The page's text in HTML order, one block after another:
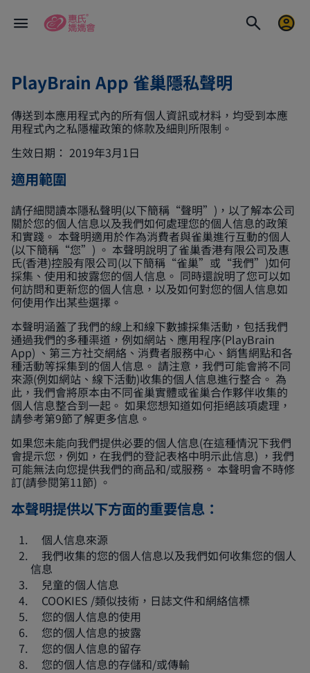
PlayBrain App 雀巢隱私聲明
傳送到本應用程式內的所有個人資訊或材料，均受到本應
用程式內之私隱權政策的條款及細則所限制。
生效日期： 2019年3月1日
適用範圍
請仔細閱讀本隱私聲明(以下簡稱“聲明”)，以了解本公司
關於您的個人信息以及我們如何處理您的個人信息的政策
和實踐。 本聲明適用於作為消費者與雀巢進行互動的個人
(以下簡稱“您”) 。 本聲明說明了雀巢香港有限公司及惠
氏(香港)控股有限公司(以下簡稱“雀巢”或“我們”)如何
採集、使用和披露您的個人信息。 同時還說明了您可以如
何訪問和更新您的個人信息，以及如何對您的個人信息如
何使用作出某些選擇。
本聲明涵蓋了我們的線上和線下數據採集活動，包括我們
通過我們的多種渠道，例如網站、應用程序(PlayBrain
App) 、第三方社交網絡、消費者服務中心、銷售網點和各
種活動等採集到的個人信息。 請注意，我們可能會將不同
來源(例如網站、線下活動)收集的個人信息進行整合。 為
此，我們會將原本由不同雀巢實體或雀巢合作夥伴收集的
個人信息整合到一起。 如果您想知道如何拒絕該項處理，
請參考第9節了解更多信息。
如果您未能向我們提供必要的個人信息(在這種情況下我們
會提示您，例如，在我們的登記表格中明示此信息) ，我們
可能無法向您提供我們的商品和/或服務。 本聲明會不時修
訂(請參閱第11節) 。
本聲明提供以下方面的重要信息：
個人信息來源
我們收集的您的個人信息以及我們如何收集您的個人
信息
兒童的個人信息
COOKIES /類似技術，日誌文件和網絡信標
您的個人信息的使用
您的個人信息的披露
您的個人信息的留存
您的個人信息的存儲和/或傳輸